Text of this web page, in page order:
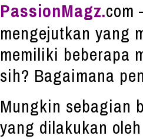
PassionMagz.com
mengejutkan yang
memiliki beberapa
sih? Bagaimana
Mungkin sebagian
yang dilakukan